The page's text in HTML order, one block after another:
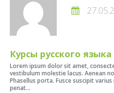
Курсы русского языка
Lorem ipsum dolor sit amet,
vestibulum molestie lacus. Aenean
Phasellus porta. Fusce suscipit
penat...